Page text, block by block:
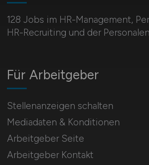
128 Jobs im HR-Management,
HR-Recruiting und der
Für Arbeitgeber
Stellenanzeigen schalten
Mediadaten & Konditionen
Arbeitgeber Seite
Arbeitgeber Kontakt